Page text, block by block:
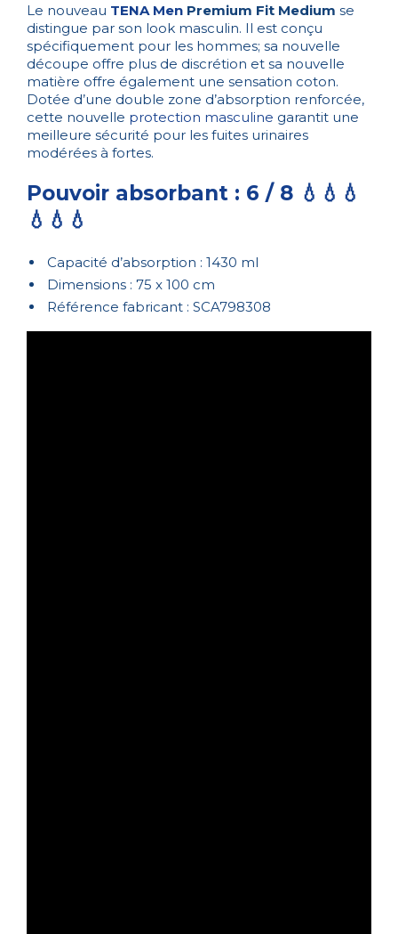
Le nouveau TENA Men Premium Fit Medium se
distingue par son look masculin. Il est conçu
spécifiquement pour les hommes; sa nouvelle
découpe offre plus de discrétion et sa nouvelle
matière offre également une sensation coton.
Dotée d’une double zone d’absorption renforcée,
cette nouvelle protection masculine garantit une
meilleure sécurité pour les fuites urinaires
modérées à fortes.
Pouvoir absorbant : 6 / 8 💧💧💧
💧💧💧
Capacité d’absorption : 1430 ml
Dimensions : 75 x 100 cm
Référence fabricant : SCA798308